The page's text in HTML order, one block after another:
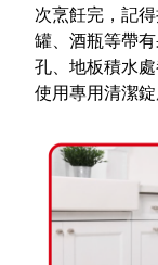
次烹飪完，記
罐、酒瓶等帶
孔、地板積水
使用專用清潔錠